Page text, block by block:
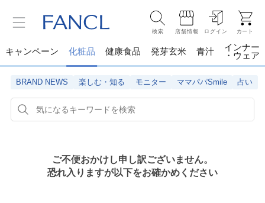
検索 店舗情報 ログイン カート
キャンペーン 化粧品 健康食品 発芽玄米 青汁
インナー
・ウェア
BRAND NEWS 楽しむ・知る モニター ママパパSmile 占い
ご不便おかけし申し訳ございません。
恐れ入りますが以下をお確かめください